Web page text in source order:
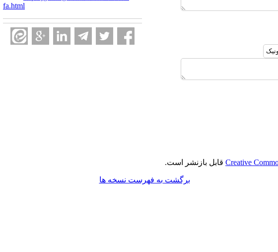
fa.html
Creative قابل بازنشر است.
برگشت به فهرست نسخه ها